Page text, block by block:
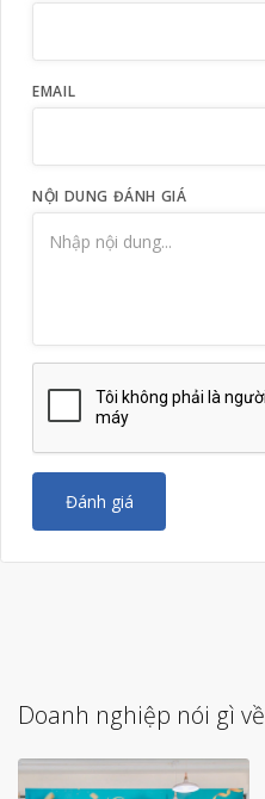
EMAIL
NỘI DUNG ĐÁNH GIÁ
Đánh giá
Doanh nghiệp nói gì về